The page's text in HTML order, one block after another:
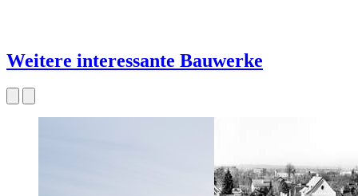
Weitere interessante Bauwerke